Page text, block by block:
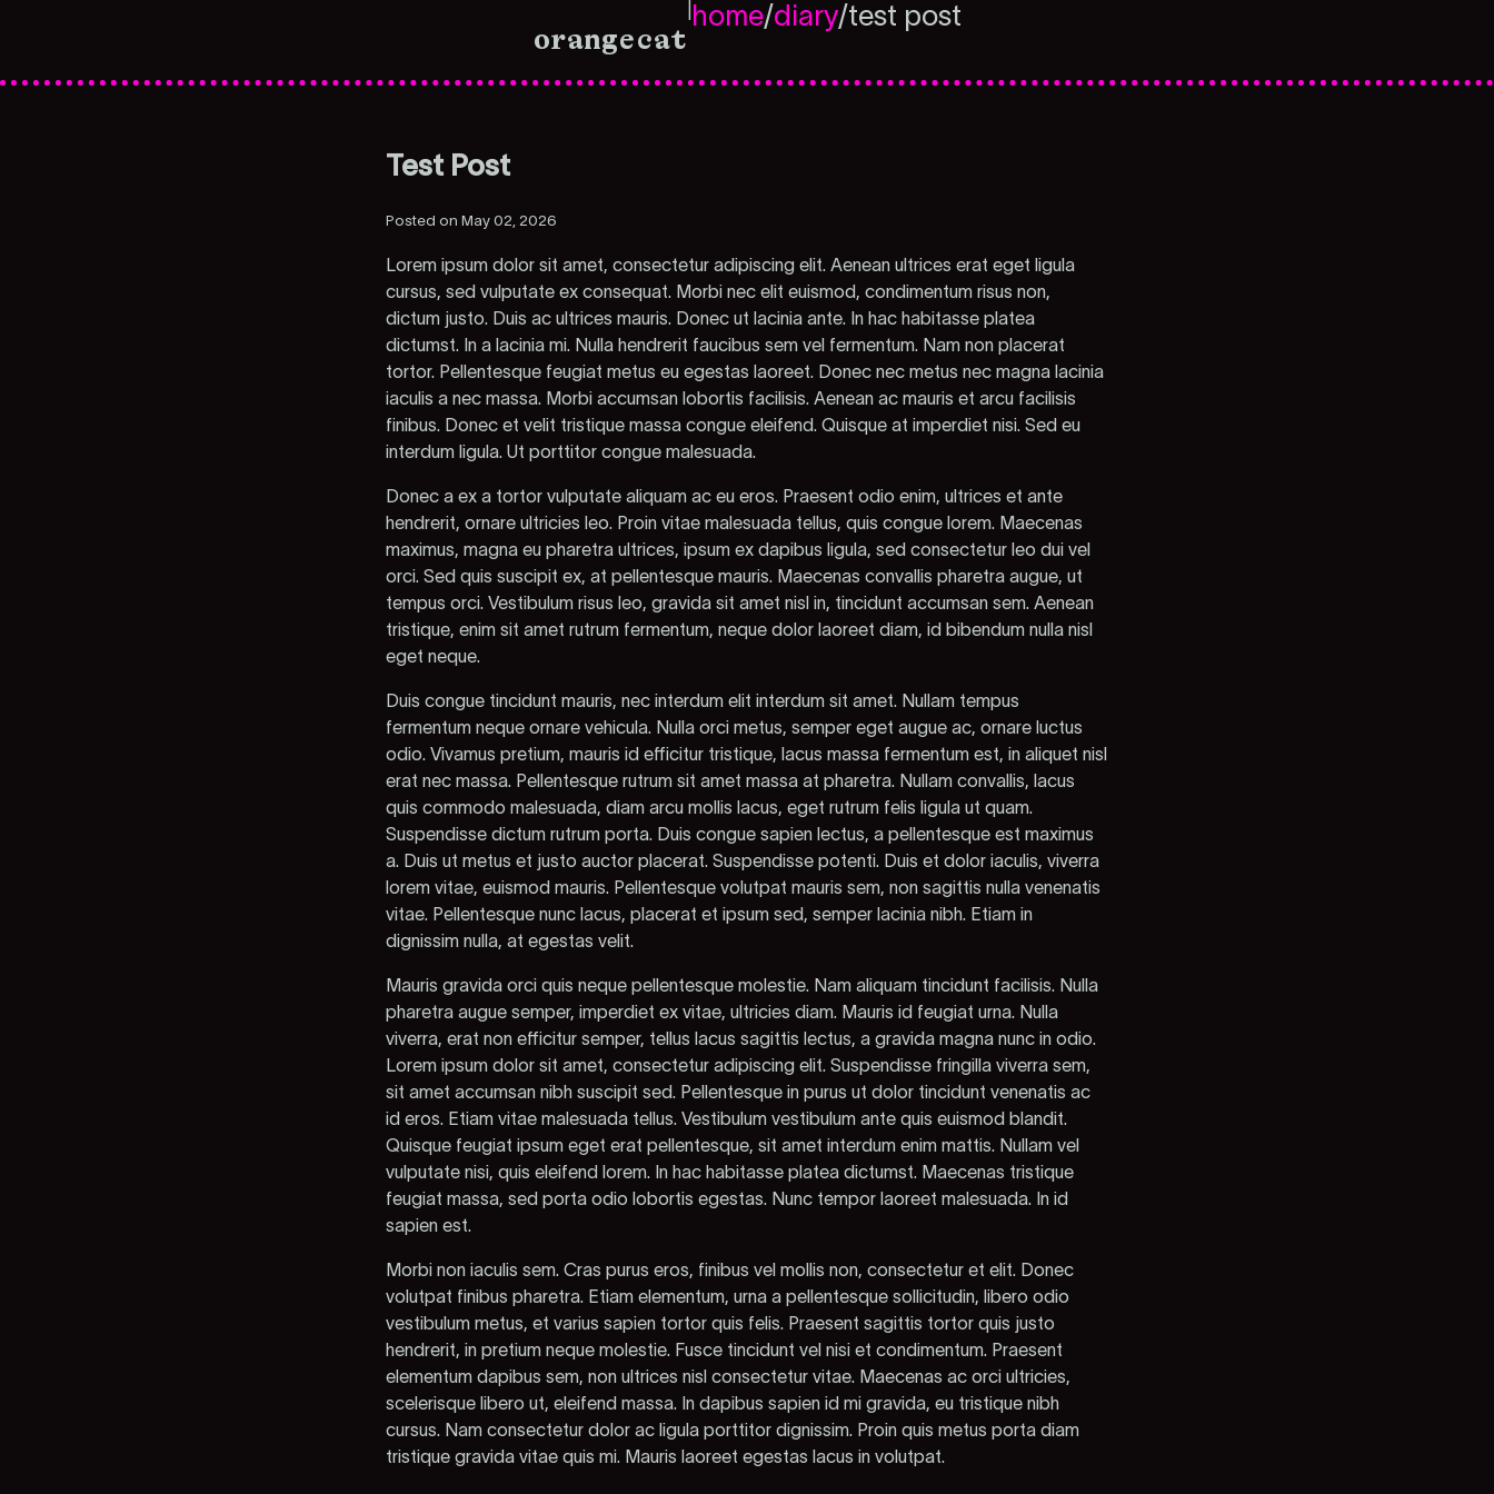
orangecat
home/diary/test post
Test Post
Posted on May 02, 2026
Lorem ipsum dolor sit amet, consectetur adipiscing elit. Aenean ultrices erat eget ligula
cursus, sed vulputate ex consequat. Morbi nec elit euismod, condimentum risus non,
dictum justo. Duis ac ultrices mauris. Donec ut lacinia ante. In hac habitasse platea
dictumst. In a lacinia mi. Nulla hendrerit faucibus sem vel fermentum. Nam non placerat
tortor. Pellentesque feugiat metus eu egestas laoreet. Donec nec metus nec magna lacinia
iaculis a nec massa. Morbi accumsan lobortis facilisis. Aenean ac mauris et arcu facilisis
finibus. Donec et velit tristique massa congue eleifend. Quisque at imperdiet nisi. Sed eu
interdum ligula. Ut porttitor congue malesuada.
Donec a ex a tortor vulputate aliquam ac eu eros. Praesent odio enim, ultrices et ante
hendrerit, ornare ultricies leo. Proin vitae malesuada tellus, quis congue lorem. Maecenas
maximus, magna eu pharetra ultrices, ipsum ex dapibus ligula, sed consectetur leo dui vel
orci. Sed quis suscipit ex, at pellentesque mauris. Maecenas convallis pharetra augue, ut
tempus orci. Vestibulum risus leo, gravida sit amet nisl in, tincidunt accumsan sem. Aenean
tristique, enim sit amet rutrum fermentum, neque dolor laoreet diam, id bibendum nulla nisl
eget neque.
Duis congue tincidunt mauris, nec interdum elit interdum sit amet. Nullam tempus
fermentum neque ornare vehicula. Nulla orci metus, semper eget augue ac, ornare luctus
odio. Vivamus pretium, mauris id efficitur tristique, lacus massa fermentum est, in aliquet nisl
erat nec massa. Pellentesque rutrum sit amet massa at pharetra. Nullam convallis, lacus
quis commodo malesuada, diam arcu mollis lacus, eget rutrum felis ligula ut quam.
Suspendisse dictum rutrum porta. Duis congue sapien lectus, a pellentesque est maximus
a. Duis ut metus et justo auctor placerat. Suspendisse potenti. Duis et dolor iaculis, viverra
lorem vitae, euismod mauris. Pellentesque volutpat mauris sem, non sagittis nulla venenatis
vitae. Pellentesque nunc lacus, placerat et ipsum sed, semper lacinia nibh. Etiam in
dignissim nulla, at egestas velit.
Mauris gravida orci quis neque pellentesque molestie. Nam aliquam tincidunt facilisis. Nulla
pharetra augue semper, imperdiet ex vitae, ultricies diam. Mauris id feugiat urna. Nulla
viverra, erat non efficitur semper, tellus lacus sagittis lectus, a gravida magna nunc in odio.
Lorem ipsum dolor sit amet, consectetur adipiscing elit. Suspendisse fringilla viverra sem,
sit amet accumsan nibh suscipit sed. Pellentesque in purus ut dolor tincidunt venenatis ac
id eros. Etiam vitae malesuada tellus. Vestibulum vestibulum ante quis euismod blandit.
Quisque feugiat ipsum eget erat pellentesque, sit amet interdum enim mattis. Nullam vel
vulputate nisi, quis eleifend lorem. In hac habitasse platea dictumst. Maecenas tristique
feugiat massa, sed porta odio lobortis egestas. Nunc tempor laoreet malesuada. In id
sapien est.
Morbi non iaculis sem. Cras purus eros, finibus vel mollis non, consectetur et elit. Donec
volutpat finibus pharetra. Etiam elementum, urna a pellentesque sollicitudin, libero odio
vestibulum metus, et varius sapien tortor quis felis. Praesent sagittis tortor quis justo
hendrerit, in pretium neque molestie. Fusce tincidunt vel nisi et condimentum. Praesent
elementum dapibus sem, non ultrices nisl consectetur vitae. Maecenas ac orci ultricies,
scelerisque libero ut, eleifend massa. In dapibus sapien id mi gravida, eu tristique nibh
cursus. Nam consectetur dolor ac ligula porttitor dignissim. Proin quis metus porta diam
tristique gravida vitae quis mi. Mauris laoreet egestas lacus in volutpat.